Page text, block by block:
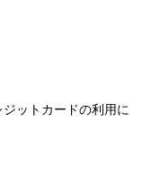
ジットカードの利用に